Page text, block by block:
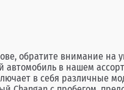
обратите внимание
в нашем
в себя различные